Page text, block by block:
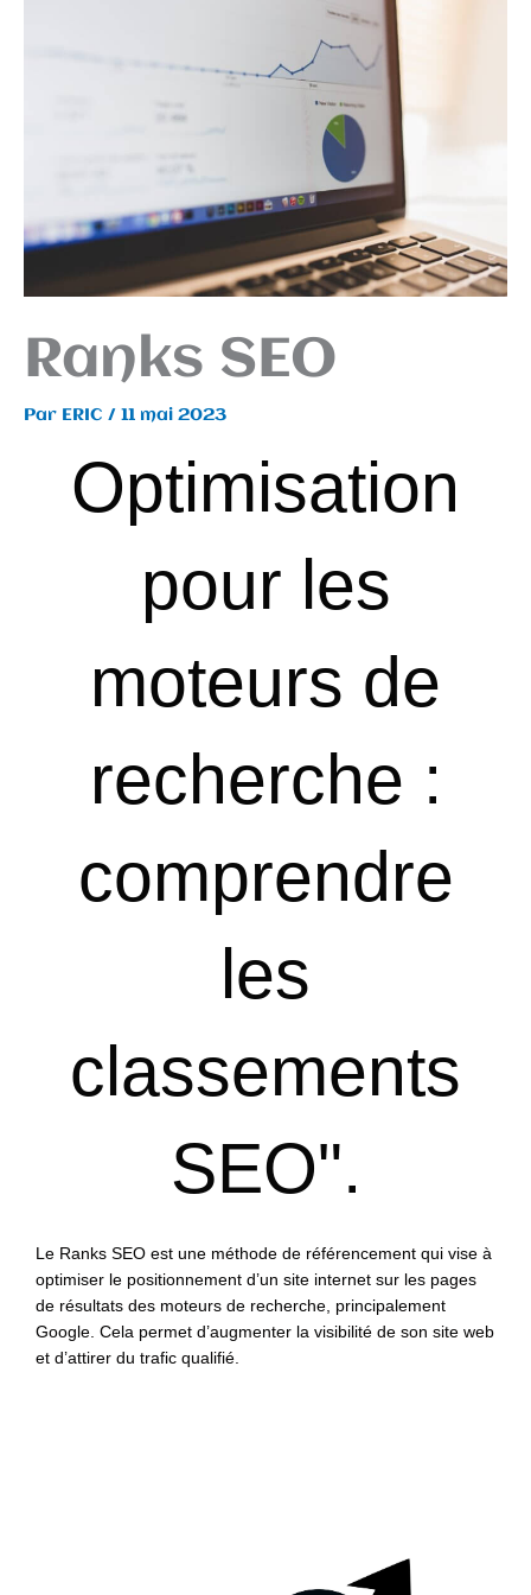
Ranks SEO
Par ERIC / 11 mai 2023
Optimisation
pour les
moteurs de
recherche :
comprendre
les
classements
SEO".
Le Ranks SEO est une méthode de référencement qui vise à
optimiser le positionnement d’un site internet sur les pages
de résultats des moteurs de recherche, principalement
Google. Cela permet d’augmenter la visibilité de son site web
et d’attirer du trafic qualifié.